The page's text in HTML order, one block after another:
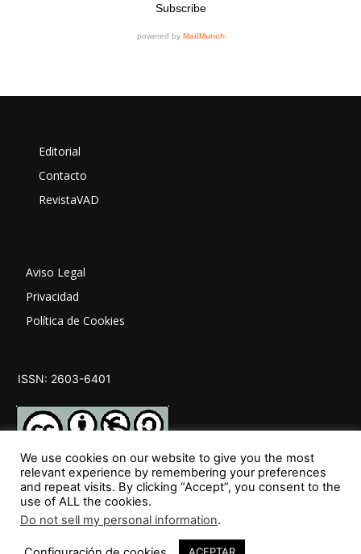
Editorial
Contacto
RevistaVAD
Aviso Legal
Privacidad
Política de Cookies
ISSN: 2603-6401
SÍGUENOS
We use cookies on our website to give you the most
relevant experience by remembering your preferences
and repeat visits. By clicking “Accept”, you consent to the
use of ALL the cookies.
Do not sell my personal information.